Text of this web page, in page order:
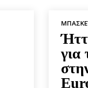
για